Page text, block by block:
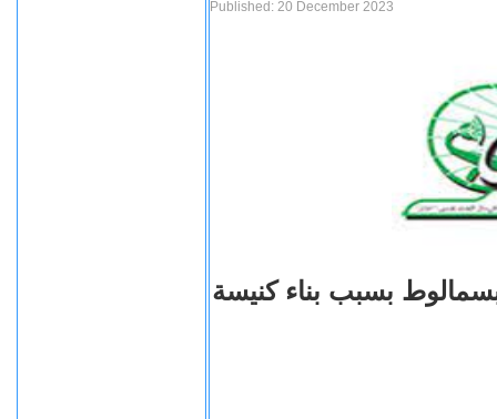
Published: 20 December 2023
بسبب بناء كنيسة